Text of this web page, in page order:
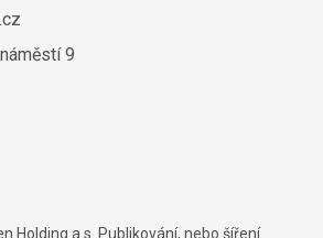
9
Holding a.s. Publikování, nebo šíření